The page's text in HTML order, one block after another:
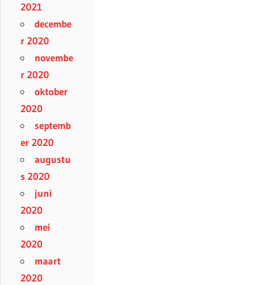
2021
decembe
r 2020
novembe
r 2020
oktober
2020
septemb
er 2020
augustu
s 2020
juni
2020
mei
2020
maart
2020